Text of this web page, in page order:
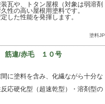
瓦や、トタン屋根（対象は弱溶剤
性の高い屋根用塗料です。
した性能を発揮します。
塗料JP
筋違/赤毛 １０号
に塗料を含み、化繊ながら十分な
応硬化型（超速乾型）・溶剤型の